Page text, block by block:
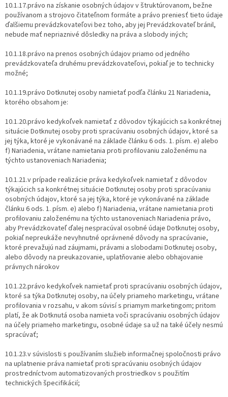
10.1.17.právo na získanie osobných údajov v štruktúrovanom, bežne
používanom a strojovo čitateľnom formáte a právo preniesť tieto údaje
ďalšiemu prevádzkovateľovi bez toho, aby jej Prevádzkovateľ bránil,
nebude mať nepriaznivé dôsledky na práva a slobody iných;
10.1.18.právo na prenos osobných údajov priamo od jedného
prevádzkovateľa druhému prevádzkovateľovi, pokiaľ je to technicky
možné;
10.1.19.právo Dotknutej osoby namietať podľa článku 21 Nariadenia,
ktorého obsahom je:
10.1.20.právo kedykoľvek namietať z dôvodov týkajúcich sa konkrétnej
situácie Dotknutej osoby proti spracúvaniu osobných údajov, ktoré sa
jej týka, ktoré je vykonávané na základe článku 6 ods. 1. písm. e) alebo
f) Nariadenia, vrátane namietania proti profilovaniu založenému na
týchto ustanoveniach Nariadenia;
10.1.21.v prípade realizácie práva kedykoľvek namietať z dôvodov
týkajúcich sa konkrétnej situácie Dotknutej osoby proti spracúvaniu
osobných údajov, ktoré sa jej týka, ktoré je vykonávané na základe
článku 6 ods. 1. písm. e) alebo f) Nariadenia, vrátane namietania proti
profilovaniu založenému na týchto ustanoveniach Nariadenia právo,
aby Prevádzkovateľ ďalej nespracúval osobné údaje Dotknutej osoby,
pokiaľ nepreukáže nevyhnutné oprávnené dôvody na spracúvanie,
ktoré prevažujú nad záujmami, právami a slobodami Dotknutej osoby,
alebo dôvody na preukazovanie, uplatňovanie alebo obhajovanie
právnych nárokov
10.1.22.právo kedykoľvek namietať proti spracúvaniu osobných údajov,
ktoré sa týka Dotknutej osoby, na účely priameho marketingu, vrátane
profilovania v rozsahu, v akom súvisí s priamym marketingom; pritom
platí, že ak Dotknutá osoba namieta voči spracúvaniu osobných údajov
na účely priameho marketingu, osobné údaje sa už na také účely nesmú
spracúvať;
10.1.23.v súvislosti s používaním služieb informačnej spoločnosti právo
na uplatnenie práva namietať proti spracúvaniu osobných údajov
prostredníctvom automatizovaných prostriedkov s použitím
technických špecifikácií;